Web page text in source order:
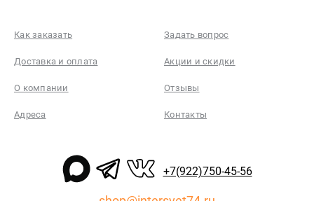
Как заказать Задать вопрос
Доставка и оплата Акции и скидки
О компании Отзывы
Адреса Контакты
+7(922)750-45-56